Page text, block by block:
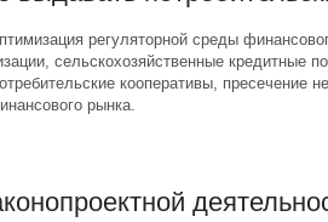
регуляторной среды
сельскохозяйственные кредитные
кооперативы, пресечение
рынка.